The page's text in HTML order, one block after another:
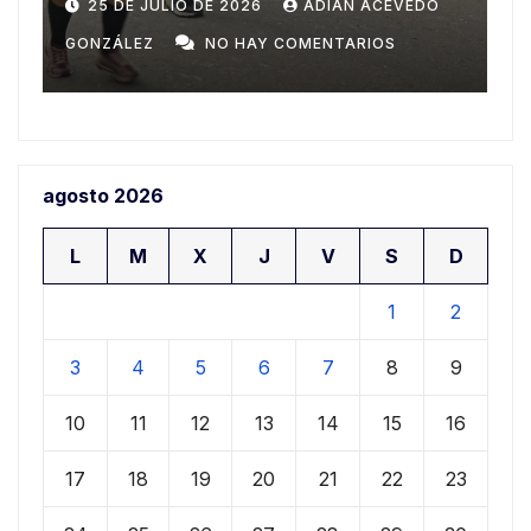
20 DE JULIO DE 2026 ADIAN ACEVEDO
GONZÁLEZ NO HAY COMENTARIOS
agosto 2026
L M X J V S D
1 2
3 4 5 6 7 8 9
10 11 12 13 14 15 16
17 18 19 20 21 22 23